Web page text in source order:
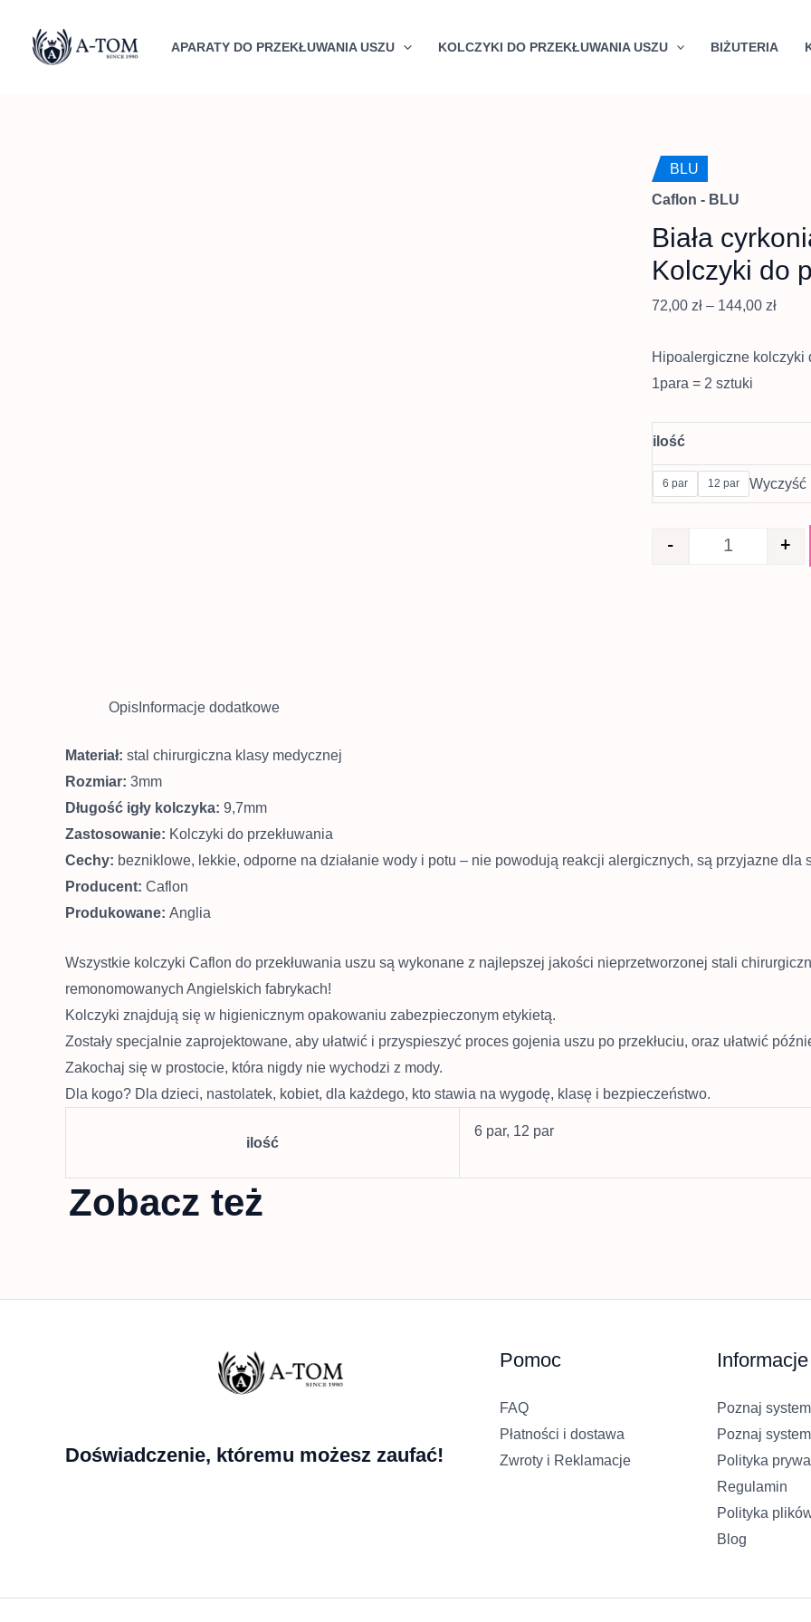
APARATY DO PRZEKŁUWANIA USZU KOLCZYKI DO PRZEKŁUWANIA USZU BIŻUTERIA
BLU
Caflon - BLU
Biała
Kolczyki do
72,00 zł – 144,00 zł
Hipoalergiczne kolczyki
1para = 2 sztuki
ilość
6 par 12 par Wyczyść
- +
Opis Informacje dodatkowe
Materiał: stal chirurgiczna klasy medycznej
Rozmiar: 3mm
Długość igły kolczyka: 9,7mm
Zastosowanie: Kolczyki do przekłuwania
Cechy: bezniklowe, lekkie, odporne na działanie wody i potu – nie powodują reakcji alergicznych, są przyjazne dla
Producent: Caflon
Produkowane: Anglia
Wszystkie kolczyki Caflon do przekłuwania uszu są wykonane z najlepszej jakości nieprzetworzonej stali
remonomowanych Angielskich fabrykach!
Kolczyki znajdują się w higienicznym opakowaniu zabezpieczonym etykietą.
Zostały specjalnie zaprojektowane, aby ułatwić i przyspieszyć proces gojenia uszu po przekłuciu, oraz ułatwić
Zakochaj się w prostocie, która nigdy nie wychodzi z mody.
Dla kogo? Dla dzieci, nastolatek, kobiet, dla każdego, kto stawia na wygodę, klasę i bezpieczeństwo.
ilość
6 par, 12 par
Zobacz też
Doświadczenie, któremu możesz zaufać!
Pomoc
FAQ
Płatności i dostawa
Zwroty i Reklamacje
Informacje
Poznaj
Poznaj
Polityka
Regulamin
Polityka
Blog